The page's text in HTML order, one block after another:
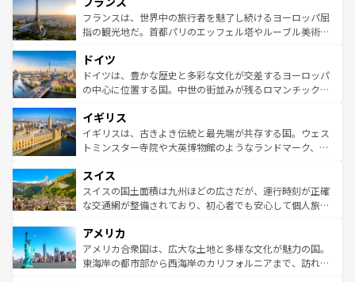
なお、新着のイタリア情報はコンテンツ一覧 を参照してほ
しい。
れる闘牛、そして美味しいタパスが生活の一部となってい
る。首都マドリードの洗練された雰囲気や、バルセロナの
の城塞都市、穏やかなビーチリゾートまで多彩な表情を見
せる。地方によって風土や気候が異なるスペインはその個
性で訪れる人を魅了する。 なお、新着のスペイン情報はコ
フランスは、世界中の旅行者を魅了し続けるヨーロッパ屈
指の観光地だ。首都パリのエッフェル塔やルーブル美術館
で、幅広い魅力が詰まっている。華麗な宮殿、歴史的な大
聖堂、美しいビーチ、そして豊かな自然が、訪れる者を心
から魅了する。また、フランスは美食の国としても知ら
いる。シャンパンの発祥地であるランス、プロヴァンスの
香り高いラベンダー畑など、多彩な楽しみ方が可能だ。さ
らに、パリ以外の地域にも魅力が溢れており、どの街角に
れる地方に足を運ぶとそれぞれで全く異なる文化を体験で
きるだろう。 なお、新着のフランス情報はコンテンツ一覧
を参照してほしい。
ドイツ
ドイツは、豊かな歴史と多彩な文化が交差するヨーロッパ
の中心に位置する国。中世の街並みが残るロマンチック街
顔を持つこの国は、どこを歩いても飽きることがない。ベ
ルリンの文化的活気、バイエルン州のアルプスの絶景、そ
してライン川沿いのワイン畑といった風景は必見。ビール
は、お酒好きな人にはぜひ体験してほしい。 なお、新着の
ドイツ情報はコンテンツ一覧を参照してほしい。
イギリス
イギリスは、古きよき伝統と最先端が共存する国。ウェス
トミンスター寺院や大英博物館のようなランドマーク、歴
リアごとに異なる魅力がある。また、優雅なアフタヌーン
ティー、ビール好きにはたまらない英国パブ、サッカー観
戦など、本場だからこそできる体験も豊富。イギリスを旅
ンツ一覧を参照してほしい。
スイス
スイスの国土面積は九州ほどの広さだが、運行時刻が正確
な交通網が整備されており、初心者でも安心して個人旅行
の建物がそのまま残る町や、スイスならではのユニークな
博物館もあり、アルプス観光だけでなく町歩きも満喫する
ことができる。国民の所得が高いため物価も高いが、旅行
アメリカ
アメリカ合衆国は、広大な土地と多様な文化が魅力の国。
東海岸の都市部から西海岸のカリフォルニアまで、訪れる